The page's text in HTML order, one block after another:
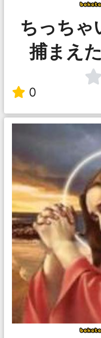
ちっちゃ
捕まえ
0